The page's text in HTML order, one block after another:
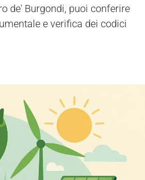
de' Burgondi, puoi conferire
e verifica dei codici